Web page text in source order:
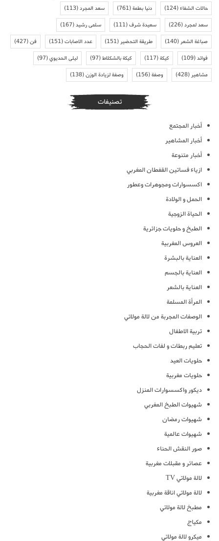
حالات الشفاء(124) دنيا بطمة(761) سعد المجرد(113)
سعد لمجرد(226) سعيدة شرف(111) سلمى رشيد(167)
صباغة الشعر(140) طريقة التحضير(151) عدد الاصابات(151) فن(427)
فوائد(109) كيكة(117) كيكة بالشكلاط(97) ليلى الحديوي(97)
مشاهير(428) وصفة(156) وصفة لزيادة الوزن(138)
تصنيفات
أخبار المجتمع
أخبار المشاهير
أخبار متنوعة
ازياء فساتين القفطان المغربي
اكسسوارات ومجوهرات وعطور
الحمل و الولادة
الحياة الزوجية
الطبخ و حلويات جزائرية
العروس المغربية
العناية بالبشرة
العناية بالجسم
العناية بالشعر
المرأة المسلمة
الوصفات المجربة من لالة مولاتي
تربية الاطفال
تعليم ربطات و لفات الحجاب
حلويات العيد
حلويات مغربية
ديكور واكسسوارات المنزل
شهيوات الطبخ المغربي
شهيوات رمضان
شهيوات عالمية
صور النقش الحناء
عصائر و مقبلات مغربية
لالة مولاتي TV
لالة مولاتي اناقة مغربية
مطبخ لالة مولاتي
مكياج
ميكرو لالة مولاتي